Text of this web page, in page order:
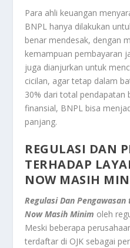
Para ahli keuangan
BNPL hanya dilakukan
benar mendesak, dengan
kemampuan pembayaran
juga dianjurkan untuk
cicilan, agar tetap dalam
30% dari total pendapatan
finansial, BNPL bisa
panjang.
REGULASI DAN
TERHADAP
NOW MASIH
Regulasi Dan
Now Masih Minim oleh
Meski beberapa
terdaftar di OJK sebagai